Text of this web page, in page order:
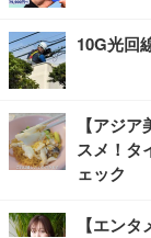
10G光回
【アジ
スメ！タ
ェック
【エン